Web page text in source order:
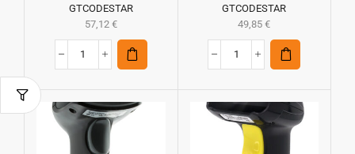
GTCODESTAR
57,12 €
GTCODESTAR
49,85€